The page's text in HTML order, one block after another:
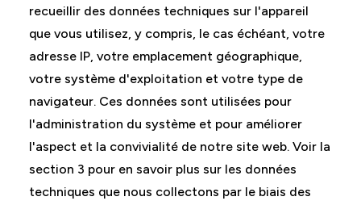
recueillir des données techniques sur l'appareil
que vous utilisez, y compris, le cas échéant, votre
adresse IP, votre emplacement géographique,
votre système d'exploitation et votre type de
navigateur. Ces données sont utilisées pour
l'administration du système et pour améliorer
l'aspect et la convivialité de notre site web. Voir la
section 3 pour en savoir plus sur les données
techniques que nous collectons par le biais des